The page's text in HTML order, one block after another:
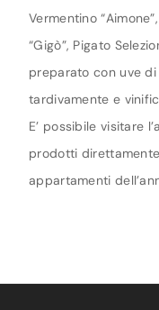
Vermentino
“Gigò”, Pigato
preparato con uve
tardivamente e
E’ possibile visitare
prodotti
appartamenti